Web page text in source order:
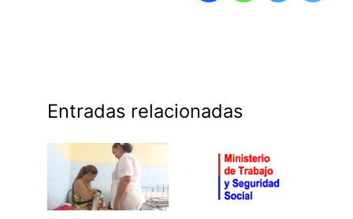
Entradas relacionadas